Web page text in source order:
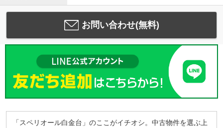
お問い合わせ(無料)
「スペリオール白金台」のここがイチオシ。中古物件を選ぶ上